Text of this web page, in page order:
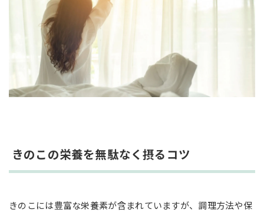
きのこの栄養を無駄なく摂るコツ
きのこには豊富な栄養素が含まれていますが、調理方法や保